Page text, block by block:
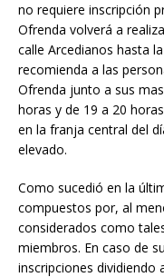
no requiere inscripción
Ofrenda volverá a
calle Arcedianos hasta
recomienda a las
Ofrenda junto a sus
horas y de 19 a 20
en la franja central del
elevado.
Como sucedió en la
compuestos por, al
considerados como
miembros. En caso de
inscripciones dividiendo